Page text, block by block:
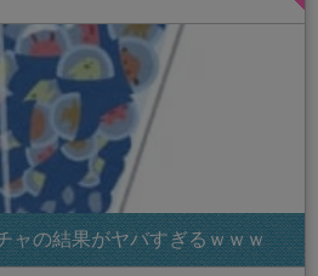
ャの結果がヤバすぎるｗｗｗ